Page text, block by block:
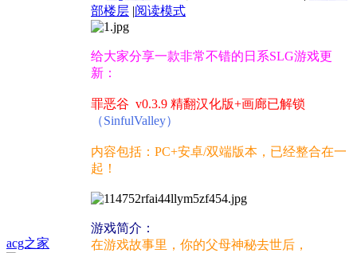
acg之家
部楼层 |阅读模式
给大家分享一款非常不错的日系SLG游戏更
新：
罪恶谷 v0.3.9 精翻汉化版+画廊已解锁
（SinfulValley）
内容包括：PC+安卓/双端版本，已经整合在一
起！
游戏简介：
在游戏故事里，你的父母神秘去世后，